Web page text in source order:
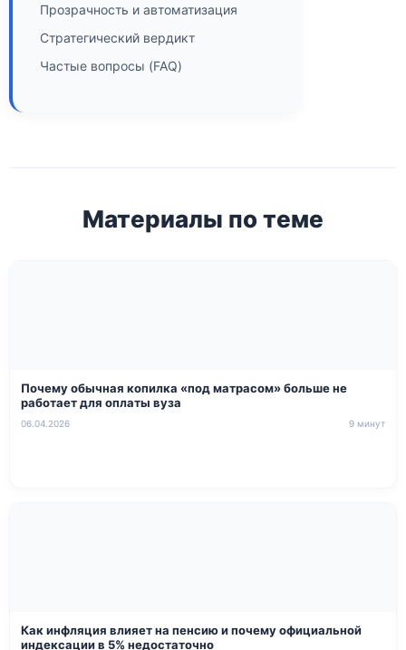
Прозрачность и автоматизация
Стратегический вердикт
Частые вопросы (FAQ)
Материалы по теме
Почему обычная копилка «под матрасом» больше не
работает для оплаты вуза
06.04.2026 9 минут
Как инфляция влияет на пенсию и почему официальной
индексации в 5% недостаточно